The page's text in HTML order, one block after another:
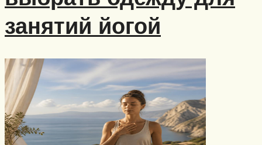
занятий йогой